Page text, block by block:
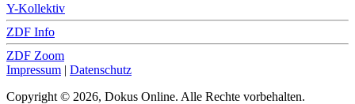
Y-Kollektiv
ZDF Info
ZDF Zoom
Impressum | Datenschutz
Copyright © 2026, Dokus Online. Alle Rechte vorbehalten.